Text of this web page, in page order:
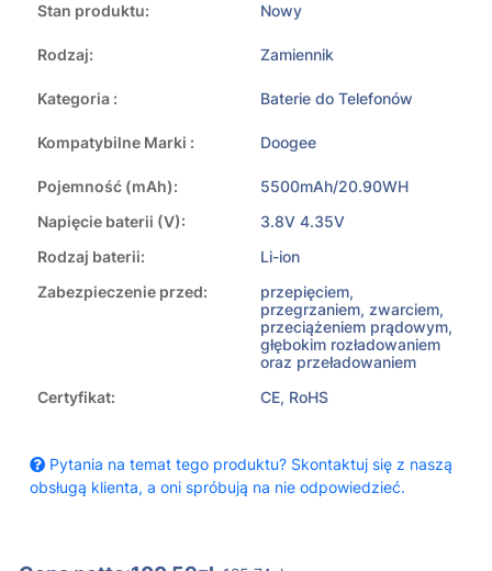
Stan produktu: Nowy
Rodzaj: Zamiennik
Kategoria : Baterie do Telefonów
Kompatybilne Marki : Doogee
Pojemność (mAh):
5500mAh/20.90WH
Napięcie baterii (V):
3.8V 4.35V
Rodzaj baterii:
Li-ion
Zabezpieczenie przed:
przepięciem,
przegrzaniem, zwarciem,
przeciążeniem prądowym,
głębokim rozładowaniem
oraz przeładowaniem
Certyfikat:
CE, RoHS
Pytania na temat tego produktu? Skontaktuj się z naszą
obsługą klienta, a oni spróbują na nie odpowiedzieć.